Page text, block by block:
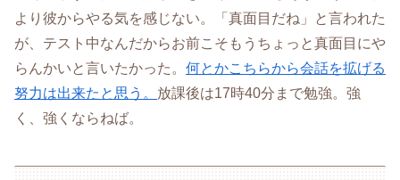
より彼からやる気を感じない。「真面目だね」と言われた
が、テスト中なんだからお前こそもうちょっと真面目にや
らんかいと言いたかった。 何とかこちらから会話を拡げる
努力は出来たと思う。 放課後は17時40分まで勉強。強
く、強くならねば。